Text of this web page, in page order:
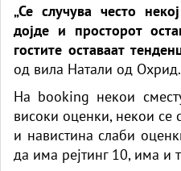
„Се случува често
дојде и просторот
гостите оставаат
од вила Натали од Охрид.
На booking некои
високи оценки, некои се
и навистина слаби
да има рејтинг 10, има и